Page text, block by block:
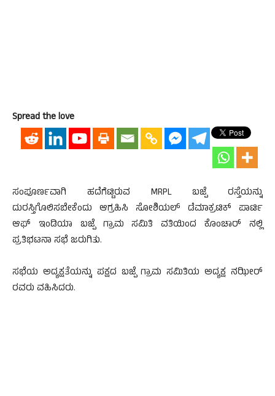
Spread the love
ಸಂಪೂರ್ಣವಾಗಿ ಹದೆಗೆಟ್ಟಿರುವ MRPL ಬಜ್ಪೆ ರಸ್ತೆಯನ್ನು
ದುರಸ್ತಿಗೊಲಿಸಬೇಕೆಂದು ಆಗ್ರಹಿಸಿ ಸೋಶಿಯಲ್ ಡೆಮಾಕ್ರಟಿಕ್ ಪಾರ್ಟಿ
ಆಫ್ ಇಂಡಿಯಾ ಬಜ್ಪೆ ಗ್ರಾಮ ಸಮಿತಿ ವತಿಯಿಂದ ಕೊಂಚಾರ್ ನಲ್ಲಿ
ಪ್ರತಿಭಟನಾ ಸಭೆ ಜರುಗಿತು.
ಸಭೆಯ ಅದ್ಯಕ್ಷತೆಯನ್ನು ಪಕ್ಷದ ಬಜ್ಪೆ ಗ್ರಾಮ ಸಮಿತಿಯ ಅದ್ಯಕ್ಷ ನಝೀರ್
ರವರು ವಹಿಸಿದರು.